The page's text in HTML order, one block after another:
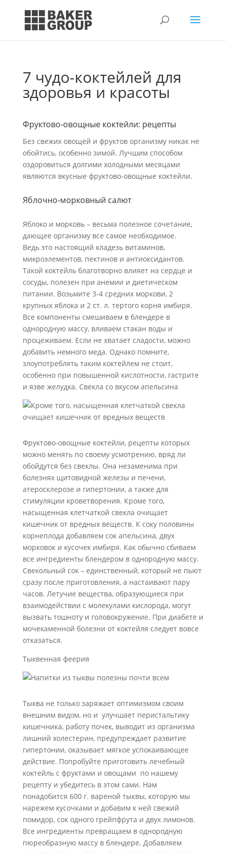
7 чудо-коктейлей для
здоровья и красоты
Фруктово-овощные коктейли: рецепты
Без свежих овощей и фруктов организму никак не
обойтись, особенно зимой. Лучшим способом
оздоровиться долгими холодными месяцами
являются вкусные фруктово-овощные коктейли.
Яблочно-морковный салют
Яблоко и морковь – весьма полезное сочетание,
дающее организму все самое необходимое.
Ведь это настоящий кладезь витаминов,
микроэлементов, пектинов и антиоксидантов.
Такой коктейль благотворно влияет на сердце и
сосуды, полезен при анемии и диетическом
питании. Возьмите 3-4 средних моркови, 2
крупных яблока и 2 ст. л. тертого корня имбиря.
Все компоненты смешиваем в блендере в
однородную массу, вливаем стакан воды и
процеживаем. Если не хватает сладости, можно
добавить немного меда. Однако помните,
злоупотреблять таким коктейлем не стоит,
особенно при повышенной кислотности, гастрите
и язве желудка. Свекла со вкусом апельсина
Фруктово-овощные коктейли, рецепты которых
можно менять по своему усмотрению, вряд ли
обойдутся без свеклы. Она незаменима при
болезнях щитовидной железы и печени,
атеросклерозе и гипертонии, а также для
стимуляции кроветворения. Кроме того,
насыщенная клетчаткой свекла очищает
кишечник от вредных веществ. К соку половины
корнеплода добавляем сок апельсина, двух
морковок и кусочек имбиря. Как обычно сбиваем
все ингредиенты блендером в однородную массу.
Свекольный сок – единственный, который не пьют
сразу после приготовления, а настаивают пару
часов. Летучие вещества, образующиеся при
взаимодействии с молекулами кислорода, могут
вызвать тошноту и головокружение. При диабете и
мочекаменной болезни от коктейля следует вовсе
отказаться.
Тыквенная феерия
Тыква не только заряжает оптимизмом своим
внешним видом, но и улучшает перистальтику
кишечника, работу почек, выводит из организма
лишний холестерин, предупреждает развитие
гипертонии, оказывает мягкое успокаивающее
действие. Попробуйте приготовить лечебный
коктейль с фруктами и овощами по нашему
рецепту и убедитесь в этом сами. Нам
понадобится 600 г. вареной тыквы, которую мы
нарежем кусочками и добавим к ней свежий
помидор, сок одного грейпфрута и двух лимонов.
Все ингредиенты превращаем в однородную
пюреобразную массу в блендере. Добавляем